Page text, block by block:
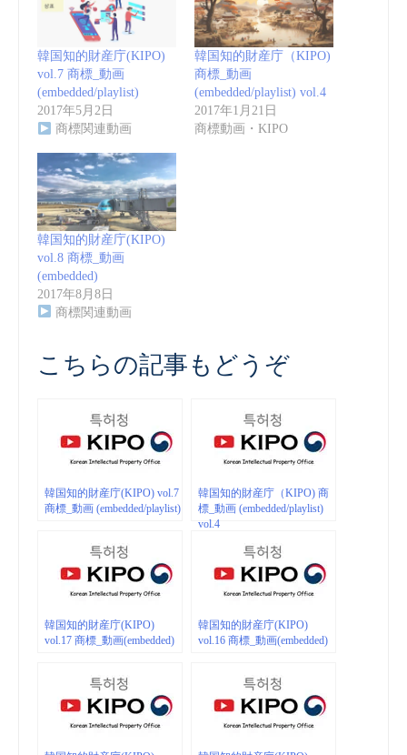
韓国知的財産庁(KIPO)
vol.7 商標_動画
(embedded/playlist)
2017年5月2日
商標関連動画
韓国知的財産庁（KIPO)
商標_動画
(embedded/playlist) vol.4
2017年1月21日
商標動画・KIPO
韓国知的財産庁(KIPO)
vol.8 商標_動画
(embedded)
2017年8月8日
商標関連動画
こちらの記事もどうぞ
韓国知的財産庁(KIPO) vol.7
商標_動画 (embedded/playlist)
韓国知的財産庁（KIPO) 商
標_動画 (embedded/playlist)
vol.4
韓国知的財産庁(KIPO)
vol.17 商標_動画(embedded)
韓国知的財産庁(KIPO)
vol.16 商標_動画(embedded)